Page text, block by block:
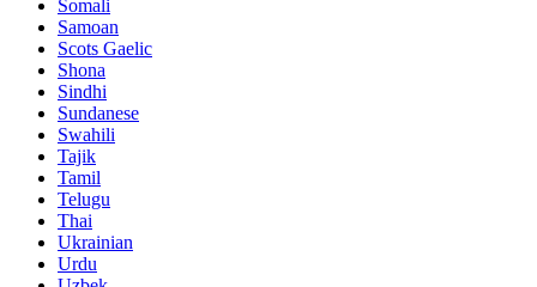
Somali
Samoan
Scots Gaelic
Shona
Sindhi
Sundanese
Swahili
Tajik
Tamil
Telugu
Thai
Ukrainian
Urdu